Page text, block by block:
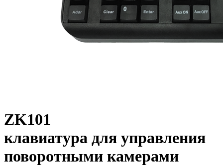
ZK101
клавиатура для управления
поворотными камерами